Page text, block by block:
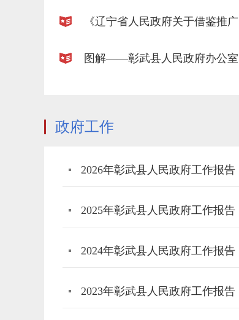
政府工作
2026年彰武县人民政府工作报告
2025年彰武县人民政府工作报告
2024年彰武县人民政府工作报告
2023年彰武县人民政府工作报告